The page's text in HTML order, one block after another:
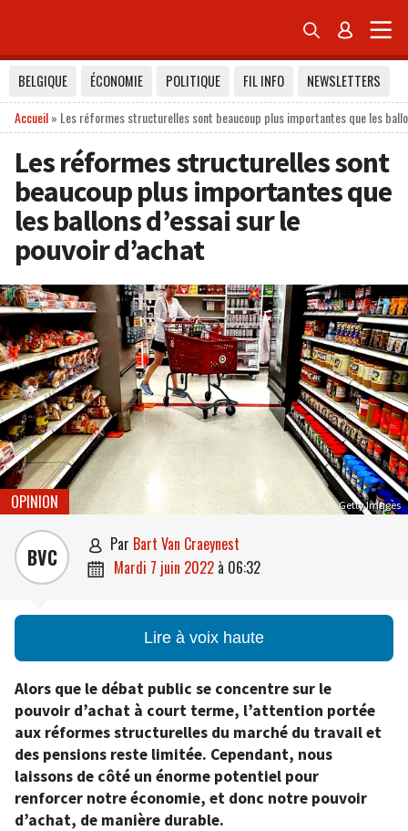
 
BELGIQUE ÉCONOMIE POLITIQUE FIL INFO
NEWSLETTERS
Accueil» Les réformes structurelles sont beaucoup plus importantes que les
Les réformes structurelles sont
beaucoup plus importantes que
les ballons d’essai sur le
pouvoir d’achat
Getty Images
OPINION
BVC  par Bart Van Craeynest
 mardi 7 juin 2022 à 06:32
Lire à voix haute
Alors que le débat public se concentre sur le
pouvoir d’achat à court terme, l’attention portée
aux réformes structurelles du marché du travail et
des pensions reste limitée. Cependant, nous
laissons de côté un énorme potentiel pour
renforcer notre économie, et donc notre pouvoir
d’achat, de manière durable.